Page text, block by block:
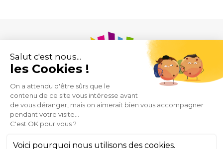
Union des Syndicats de Pharmaciens d’Officine
43 rue de Provence